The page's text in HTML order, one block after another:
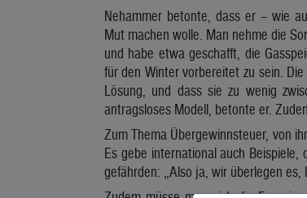
Nehammer betonte, dass er – wie
Mut machen wolle. Man nehme die
und habe etwa geschafft, die
für den Winter vorbereitet zu sein.
Lösung, und dass sie zu wenig
antragsloses Modell, betonte er.
Zum Thema Übergewinnsteuer, von
Es gebe international auch
gefährden: „Also ja, wir überlegen